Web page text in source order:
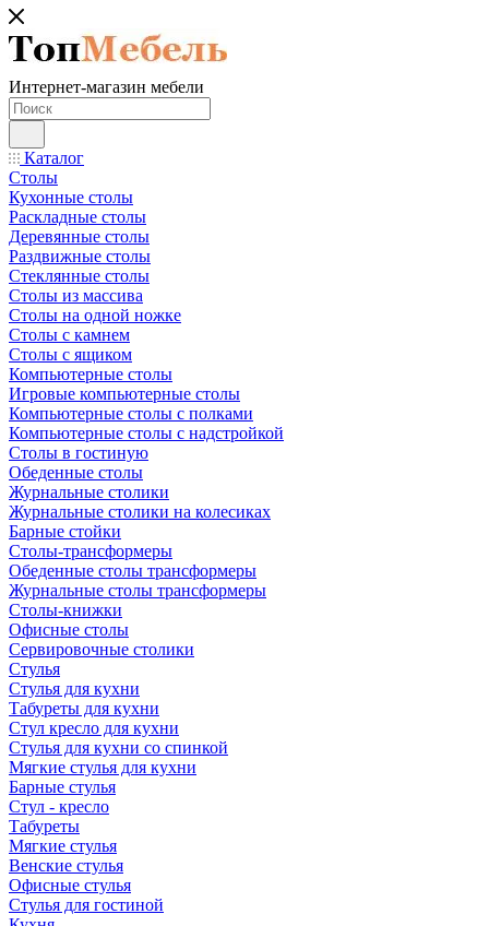
Интернет-магазин мебели
Каталог
Столы
Кухонные столы
Раскладные столы
Деревянные столы
Раздвижные столы
Стеклянные столы
Столы из массива
Столы на одной ножке
Столы с камнем
Столы с ящиком
Компьютерные столы
Игровые компьютерные столы
Компьютерные столы с полками
Компьютерные столы с надстройкой
Столы в гостиную
Обеденные столы
Журнальные столики
Журнальные столики на колесиках
Барные стойки
Столы-трансформеры
Обеденные столы трансформеры
Журнальные столы трансформеры
Столы-книжки
Офисные столы
Сервировочные столики
Стулья
Стулья для кухни
Табуреты для кухни
Стул кресло для кухни
Стулья для кухни со спинкой
Мягкие стулья для кухни
Барные стулья
Стул - кресло
Табуреты
Мягкие стулья
Венские стулья
Офисные стулья
Стулья для гостиной